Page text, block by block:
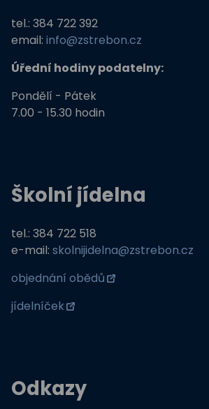
tel.: 384 722 392
email: info@zstrebon.cz
Úřední hodiny podatelny:
Pondělí - Pátek
7.00 - 15.30 hodin
Školní jídelna
tel.: 384 722 518
e-mail: skolnijidelna@zstrebon.cz
objednání obědů
jídelníček
Odkazy